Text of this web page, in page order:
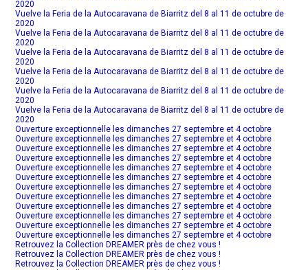
2020
Vuelve la Feria de la Autocaravana de Biarritz del 8 al 11 de octubre de
2020
Vuelve la Feria de la Autocaravana de Biarritz del 8 al 11 de octubre de
2020
Vuelve la Feria de la Autocaravana de Biarritz del 8 al 11 de octubre de
2020
Vuelve la Feria de la Autocaravana de Biarritz del 8 al 11 de octubre de
2020
Vuelve la Feria de la Autocaravana de Biarritz del 8 al 11 de octubre de
2020
Vuelve la Feria de la Autocaravana de Biarritz del 8 al 11 de octubre de
2020
Ouverture exceptionnelle les dimanches 27 septembre et 4 octobre
Ouverture exceptionnelle les dimanches 27 septembre et 4 octobre
Ouverture exceptionnelle les dimanches 27 septembre et 4 octobre
Ouverture exceptionnelle les dimanches 27 septembre et 4 octobre
Ouverture exceptionnelle les dimanches 27 septembre et 4 octobre
Ouverture exceptionnelle les dimanches 27 septembre et 4 octobre
Ouverture exceptionnelle les dimanches 27 septembre et 4 octobre
Ouverture exceptionnelle les dimanches 27 septembre et 4 octobre
Ouverture exceptionnelle les dimanches 27 septembre et 4 octobre
Ouverture exceptionnelle les dimanches 27 septembre et 4 octobre
Ouverture exceptionnelle les dimanches 27 septembre et 4 octobre
Ouverture exceptionnelle les dimanches 27 septembre et 4 octobre
Retrouvez la Collection DREAMER près de chez vous !
Retrouvez la Collection DREAMER près de chez vous !
Retrouvez la Collection DREAMER près de chez vous !